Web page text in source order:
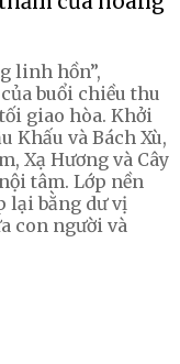
linh hồn”,
buổi chiều thu
giao hòa. Khởi
Khấu và Bách Xù,
Xạ Hương và Cây
tâm. Lớp nền
lại bằng dư vị
con người và